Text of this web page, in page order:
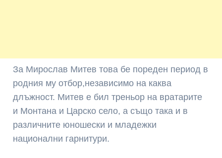
За Мирослав Митев това бе пореден период в
родния му отбор,независимо на каква
длъжност. Митев е бил треньор на вратарите
и Монтана и Царско село, а също така и в
различните юношески и младежки
национални гарнитури.